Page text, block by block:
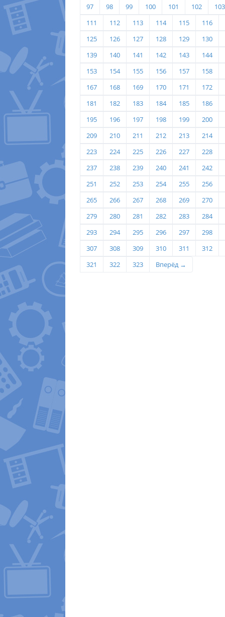
97 98 99 100 101 102
103
111
112 113 114 115
116
125
126 127 128 129
130
139
140 141 142 143
144
153
154 155 156 157
158
167
168 169 170 171
172
181
182 183 184 185
186
195
196 197 198 199
200
209
210 211 212 213
214
223
224 225 226 227
228
237
238 239 240 241
242
251
252 253 254 255
256
265
266 267 268 269
270
279
280 281 282 283
284
293
294 295 296 297
298
307
308 309 310 311
312
321
322 323 Вперёд →